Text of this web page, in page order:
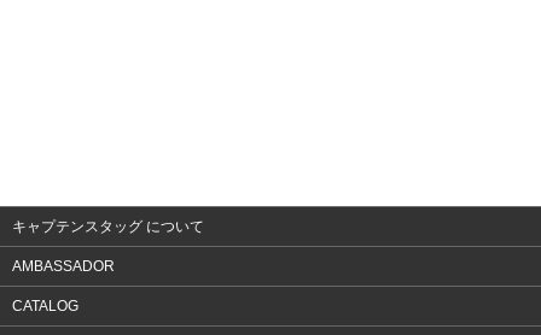
キャプテンスタッグ について
AMBASSADOR
CATALOG